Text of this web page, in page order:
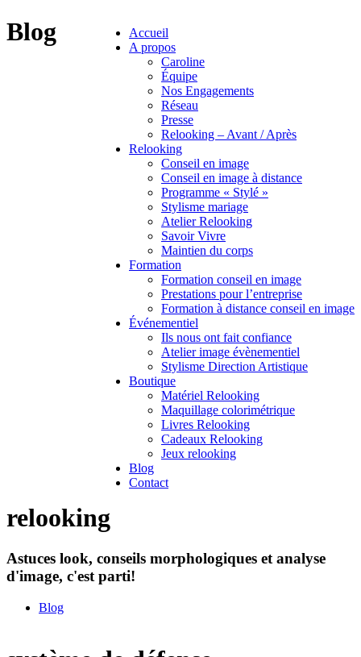
Accueil
A propos
Caroline
Équipe
Nos Engagements
Réseau
Presse
Relooking – Avant / Après
Relooking
Conseil en image
Conseil en image à distance
Programme « Stylé »
Stylisme mariage
Atelier Relooking
Savoir Vivre
Maintien du corps
Formation
Formation conseil en image
Prestations pour l’entreprise
Formation à distance conseil en image
Événementiel
Ils nous ont fait confiance
Atelier image évènementiel
Stylisme Direction Artistique
Boutique
Matériel Relooking
Maquillage colorimétrique
Livres Relooking
Cadeaux Relooking
Jeux relooking
Blog
Contact
Blog
relooking
Astuces look, conseils morphologiques et analyse
d'image, c'est parti!
Blog